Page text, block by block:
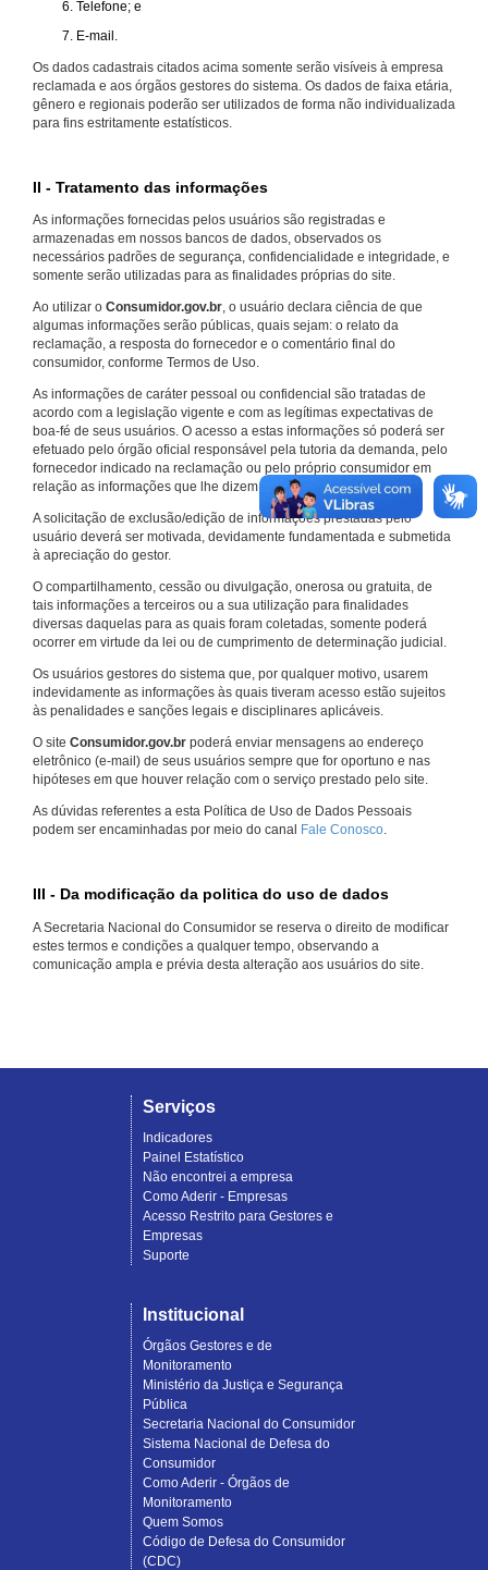
Telefone; e
E-mail.
Os dados cadastrais citados acima somente serão visíveis à empresa
reclamada e aos órgãos gestores do sistema. Os dados de faixa etária,
gênero e regionais poderão ser utilizados de forma não individualizada
para fins estritamente estatísticos.
II - Tratamento das informações
As informações fornecidas pelos usuários são registradas e
armazenadas em nossos bancos de dados, observados os
necessários padrões de segurança, confidencialidade e integridade, e
somente serão utilizadas para as finalidades próprias do site.
Ao utilizar o Consumidor.gov.br, o usuário declara ciência de que
algumas informações serão públicas, quais sejam: o relato da
reclamação, a resposta do fornecedor e o comentário final do
consumidor, conforme Termos de Uso.
As informações de caráter pessoal ou confidencial são tratadas de
acordo com a legislação vigente e com as legítimas expectativas de
boa-fé de seus usuários. O acesso a estas informações só poderá ser
efetuado pelo órgão oficial responsável pela tutoria da demanda, pelo
fornecedor indicado na reclamação ou pelo próprio consumidor em
relação as informações que lhe dizem respeito.
A solicitação de exclusão/edição de informações prestadas pelo
usuário deverá ser motivada, devidamente fundamentada e submetida
à apreciação do gestor.
O compartilhamento, cessão ou divulgação, onerosa ou gratuita, de
tais informações a terceiros ou a sua utilização para finalidades
diversas daquelas para as quais foram coletadas, somente poderá
ocorrer em virtude da lei ou de cumprimento de determinação judicial.
Os usuários gestores do sistema que, por qualquer motivo, usarem
indevidamente as informações às quais tiveram acesso estão sujeitos
às penalidades e sanções legais e disciplinares aplicáveis.
O site Consumidor.gov.br poderá enviar mensagens ao endereço
eletrônico (e-mail) de seus usuários sempre que for oportuno e nas
hipóteses em que houver relação com o serviço prestado pelo site.
As dúvidas referentes a esta Política de Uso de Dados Pessoais
podem ser encaminhadas por meio do canal Fale Conosco.
III - Da modificação da politica do uso de dados
A Secretaria Nacional do Consumidor se reserva o direito de modificar
estes termos e condições a qualquer tempo, observando a
comunicação ampla e prévia desta alteração aos usuários do site.
Serviços
Indicadores
Painel Estatístico
Não encontrei a empresa
Como Aderir - Empresas
Acesso Restrito para Gestores e
Empresas
Suporte
Institucional
Órgãos Gestores e de
Monitoramento
Ministério da Justiça e Segurança
Pública
Secretaria Nacional do Consumidor
Sistema Nacional de Defesa do
Consumidor
Como Aderir - Órgãos de
Monitoramento
Quem Somos
Código de Defesa do Consumidor
(CDC)